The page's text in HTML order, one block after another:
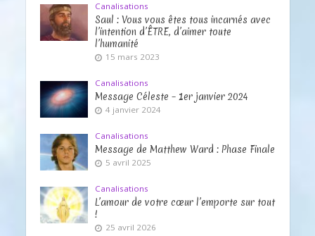
Canalisations
Saul : Vous vous êtes tous incarnés avec
l’intention d’ÊTRE, d’aimer toute
l’humanité
15 mars 2023
Canalisations
Message Céleste – 1er janvier 2024
4 janvier 2024
Canalisations
Message de Matthew Ward : Phase Finale
5 avril 2025
Canalisations
L’amour de votre cœur l’emporte sur tout
!
25 avril 2026